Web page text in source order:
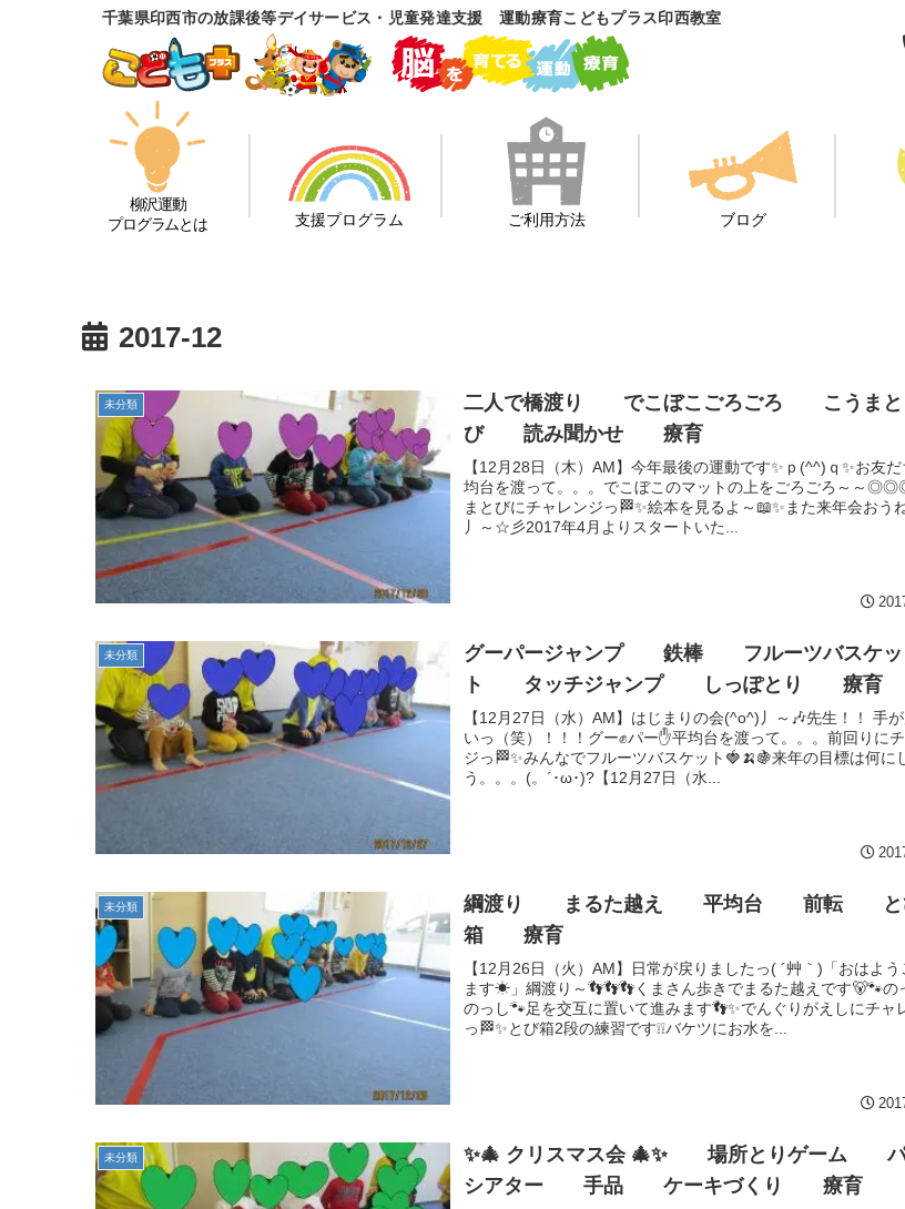
千葉県印西市の放課後等デイサービス・児童発達支援 運動療育こどもプラス印西教室
柳沢運動
プログラムとは
支援プログラム ご利用方法 ブログ
2017-12
未分類
二人で橋渡り でこぼこごろごろ こうまと
び 読み聞かせ 療育
【12月28日（木）AM】今年最後の運動です✨ｐ(^^)ｑ✨お友
均台を渡って。。。でこぼこのマットの上をごろごろ～～
まとびにチャレンジっ🏁✨絵本を見るよ～📖✨また来年会おう
丿～☆彡2017年4月よりスタートいた...
未分類
グーパージャンプ 鉄棒 フルーツバスケッ
ト タッチジャンプ しっぽとり 療
【12月27日（水）AM】はじまりの会(^o^)丿～🎶先生！！ 手
いっ（笑）！！！グー✊パー✋平均台を渡って。。。前回りに
ジっ🏁✨みんなでフルーツバスケット🍓🍌🍇来年の目標は何に
う。。。(。´･ω･)?【12月27日（水...
未分類
綱渡り まるた越え 平均台 前転 と
箱 療育
【12月26日（火）AM】日常が戻りましたっ( ´艸｀)「おはよ
ます☀」綱渡り～👣👣👣くまさん歩きでまるた越えです🐻🐾の
のっし🐾足を交互に置いて進みます👣✨でんぐりがえしにチャ
っ🏁✨とび箱2段の練習です❕❕バケツにお水を...
未分類
✨🎄 クリスマス会 🎄✨ 場所とりゲーム
シアター 手品 ケーキづくり 療育